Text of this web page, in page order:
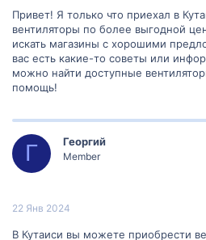
Привет! Я только что приехал в
вентиляторы по более выгодной
искать магазины с хорошими
вас есть какие-то советы или
можно найти доступные
помощь!
Г Георгий
Member
22 Янв 2024
В Кутаиси вы можете приобрести